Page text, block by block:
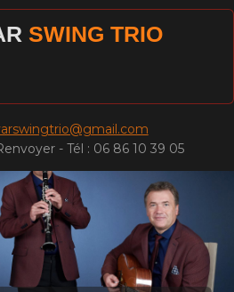
SWING TRIO
- Tél : 06 86 10 39 05